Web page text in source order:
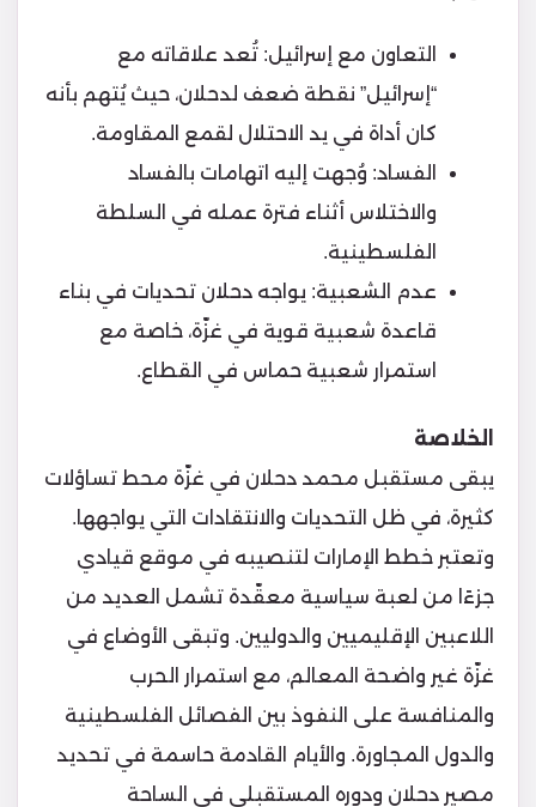
التعاون مع إسرائيل: تُعد علاقاته مع
“إسرائيل” نقطة ضعف لدحلان، حيث يُتهم بأنه
كان أداة في يد الاحتلال لقمع المقاومة.
الفساد: وُجهت إليه اتهامات بالفساد
والاختلاس أثناء فترة عمله في السلطة
الفلسطينية.
عدم الشعبية: يواجه دحلان تحديات في بناء
قاعدة شعبية قوية في غزّة، خاصة مع
استمرار شعبية حماس في القطاع.
الخلاصة
يبقى مستقبل محمد دحلان في غزّة محط تساؤلات
كثيرة، في ظل التحديات والانتقادات التي يواجهها.
وتعتبر خطط الإمارات لتنصيبه في موقع قيادي
جزءًا من لعبة سياسية معقّدة تشمل العديد من
اللاعبين الإقليميين والدوليين. وتبقى الأوضاع في
غزّة غير واضحة المعالم، مع استمرار الحرب
والمنافسة على النفوذ بين الفصائل الفلسطينية
والدول المجاورة. والأيام القادمة حاسمة في تحديد
مصير دحلان ودوره المستقبلي في الساحة